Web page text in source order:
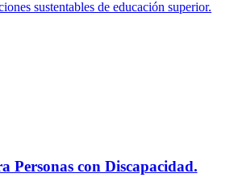
sustentables de educación superior.
Personas con Discapacidad.